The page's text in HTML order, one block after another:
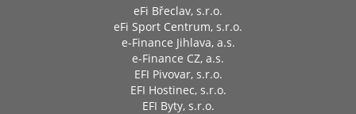
eFi Břeclav, s.r.o.
eFi Sport Centrum, s.r.o.
e-Finance Jihlava, a.s.
e-Finance CZ, a.s.
EFI Pivovar, s.r.o.
EFI Hostinec, s.r.o.
EFI Byty, s.r.o.